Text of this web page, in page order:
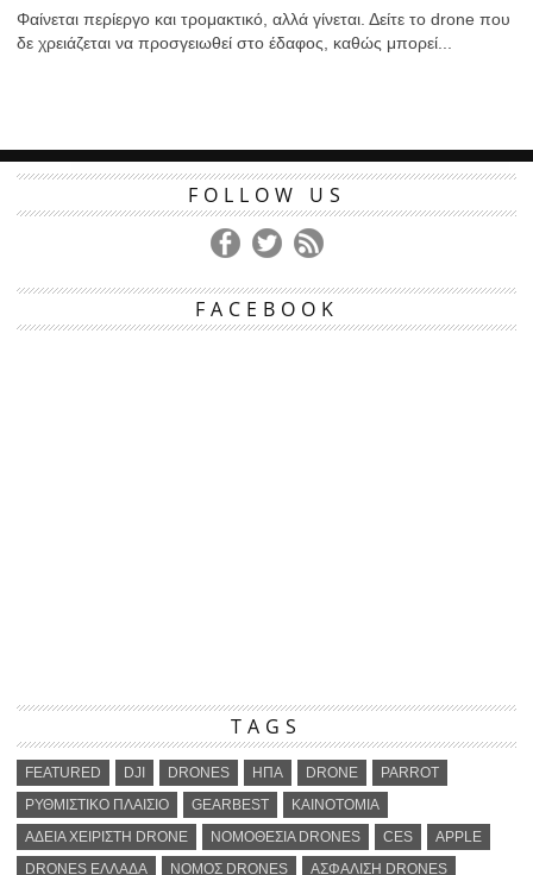
Φαίνεται περίεργο και τρομακτικό, αλλά γίνεται. Δείτε το drone που
δε χρειάζεται να προσγειωθεί στο έδαφος, καθώς μπορεί...
FOLLOW US
FACEBOOK
TAGS
FEATURED DJI DRONES ΗΠΑ DRONE
PARROT
ΡΥΘΜΙΣΤΙΚΟ ΠΛΑΙΣΙΟ
GEARBEST
ΚΑΙΝΟΤΟΜΙΑ
ΑΔΕΙΑ ΧΕΙΡΙΣΤΗ DRONE
ΝΟΜΟΘΕΣΙΑ DRONES CES
APPLE
DRONES ΕΛΛΑΔΑ
ΝΟΜΟΣ DRONES ΑΣΦΑΛΙΣΗ DRONES